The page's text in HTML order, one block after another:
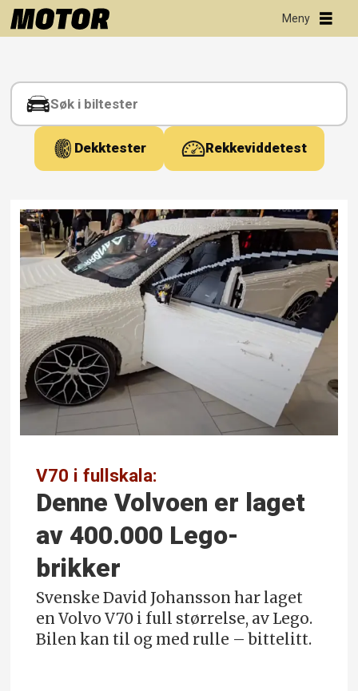
Tag:
video
Dekktester Rekkeviddetest
V70 i fullskala:
Denne Volvoen er laget
av 400.000 Lego-
brikker
Svenske David Johansson har laget
en Volvo V70 i full størrelse, av Lego.
Bilen kan til og med rulle – bittelitt.